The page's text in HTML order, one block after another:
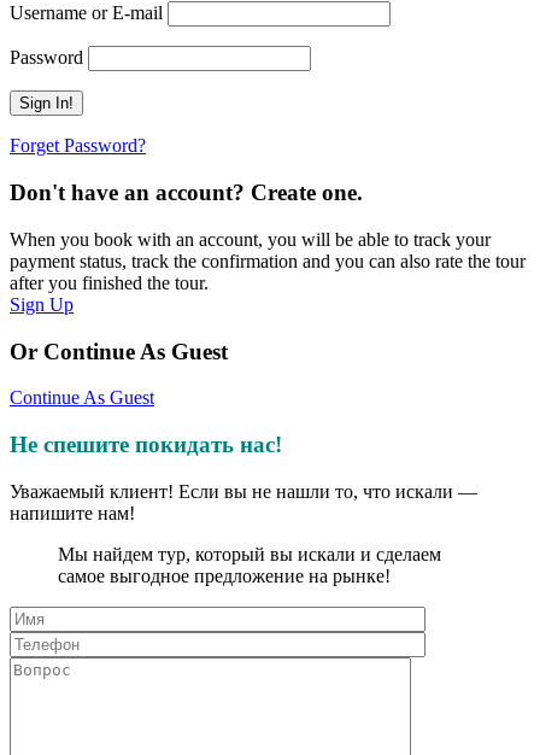
Username or E-mail
Password
Forget Password?
Don't have an account? Create one.
When you book with an account, you will be able to track your
payment status, track the confirmation and you can also rate the tour
after you finished the tour.
Sign Up
Or Continue As Guest
Continue As Guest
Не спешите покидать нас!
Уважаемый клиент! Если вы не нашли то, что искали —
напишите нам!
Мы найдем тур, который вы искали и сделаем
самое выгодное предложение на рынке!